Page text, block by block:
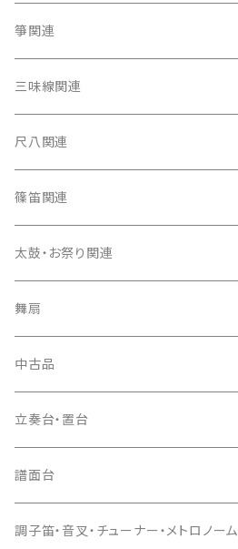
箏関連
箏（本体）
箏カバー
箏袋
口前袋・尾布
爪・爪輪
爪入
爪駒入
猫足入
爪ばさみ
三味線関連
三味線（本体）
三味線ケース
長トランク・三ツ折トランク
ソフトケース
雨用カバー
長袋・三ツ組袋・胴袋
胴掛
根緒
糸
(丸三) 寿糸
駒
尺八関連
尺八（本体）
尺八袋
歌口キャップ
つゆ切り
篠笛関連
篠笛（本体）
お祭り用６穴
お祭り用７穴
篠笛袋
太鼓・お祭り関連
太鼓（本体）
太鼓撥
手拍子（チャンチャン）
当り鉦
シュモク（当り鉦バチ）
舞扇
中古品
箏（本体）
三味線（本体）
立奏台・置台
譜面台
座奏用譜面台
調子笛・音叉・チューナー・メトロノーム